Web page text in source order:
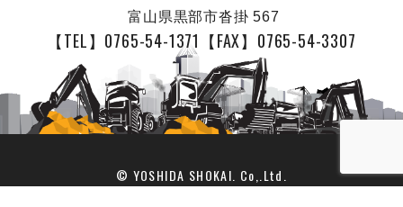
富山県黒部市沓掛 567
【TEL】0765-54-1371 【FAX】0765-54-3307
© YOSHIDA SHOKAI. Co,.Ltd.